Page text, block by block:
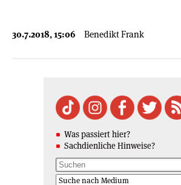
30.7.2018, 15:06 Benedikt Frank
Was passiert hier?
Sachdienliche Hinweise?